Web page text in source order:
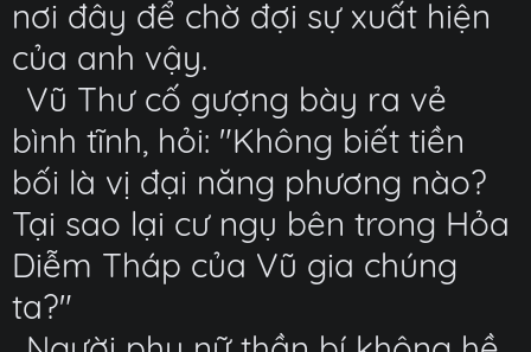
nơi đây để chờ đợi sự xuất hiện
của anh vậy.
Vũ Thư cố gượng bày ra vẻ
bình tĩnh, hỏi: "Không biết tiền
bối là vị đại năng phương nào?
Tại sao lại cư ngụ bên trong Hỏa
Diễm Tháp của Vũ gia chúng
ta?"